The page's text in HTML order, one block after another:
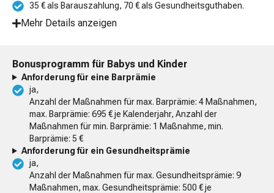
35 € als Barauszahlung, 70 € als Gesundheitsguthaben.
Mehr Details anzeigen
Bonusprogramm für Babys und Kinder
Anforderung für eine Barprämie
ja,
Anzahl der Maßnahmen für max. Barprämie: 4 Maßnahmen,
max. Barprämie: 695 € je Kalenderjahr, Anzahl der
Maßnahmen für min. Barprämie: 1 Maßnahme, min.
Barprämie: 5 €
Anforderung für ein Gesundheitsprämie
ja,
Anzahl der Maßnahmen für max. Gesundheitsprämie: 9
Maßnahmen, max. Gesundheitsprämie: 500 € je